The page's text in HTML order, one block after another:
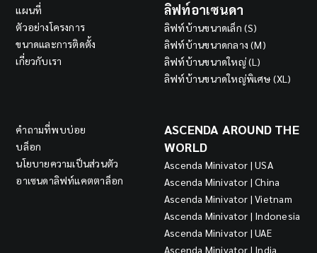
แผนที่
ตัวอย่างโครงการ
ขนาดและการติดตั้ง
เกี่ยวกับเรา
ลิฟท์อาเซนดา
ลิฟท์บ้านขนาดเล็ก (S)
ลิฟท์บ้านขนาดกลาง (M)
ลิฟท์บ้านขนาดใหญ่ (L)
ลิฟท์บ้านขนาดใหญ่พิเศษ (XL)
คำถามที่พบบ่อย
บล็อก
นโยบายความเป็นส่วนตัว
อาเซนดาลิฟท์แคตตาล็อก
ASCENDA AROUND THE
WORLD
Ascenda Minivator | USA
Ascenda Minivator | China
Ascenda Minivator | Vietnam
Ascenda Minivator | Indonesia
Ascenda Minivator | UAE
Ascenda Minivator | India